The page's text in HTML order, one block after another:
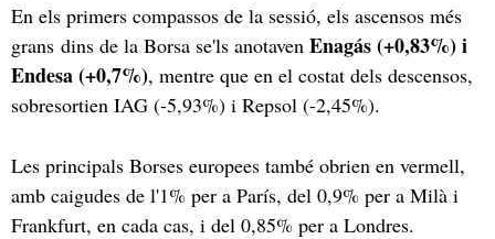
En els primers compassos de la sessió, els ascensos més
grans dins de la Borsa se'ls anotaven Enagás (+0,83%) i
Endesa (+0,7%), mentre que en el costat dels descensos,
sobresortien IAG (-5,93%) i Repsol (-2,45%).
Les principals Borses europees també obrien en vermell,
amb caigudes de l'1% per a París, del 0,9% per a Milà i
Frankfurt, en cada cas, i del 0,85% per a Londres.